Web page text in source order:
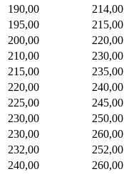
190,00
214,00
195,00
215,00
200,00
220,00
210,00
230,00
215,00
235,00
220,00
240,00
225,00
245,00
230,00
250,00
230,00
260,00
232,00
252,00
240,00
260,00